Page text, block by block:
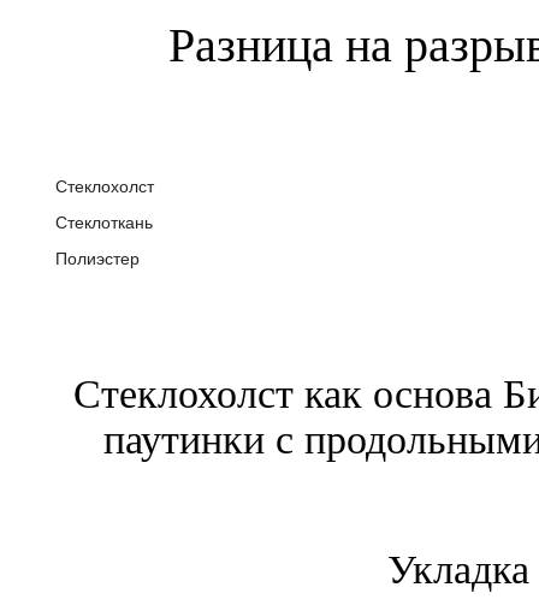
Разница на
Стеклохолст
Стеклоткань
Полиэстер
Стеклохолст как основа
паутинки с